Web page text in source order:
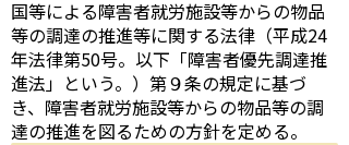
国等による障害者就労施設等からの物品
等の調達の推進等に関する法律（平成24
年法律第50号。以下「障害者優先調達推
進法」という。）第９条の規定に基づ
き、障害者就労施設等からの物品等の調
達の推進を図るための方針を定める。